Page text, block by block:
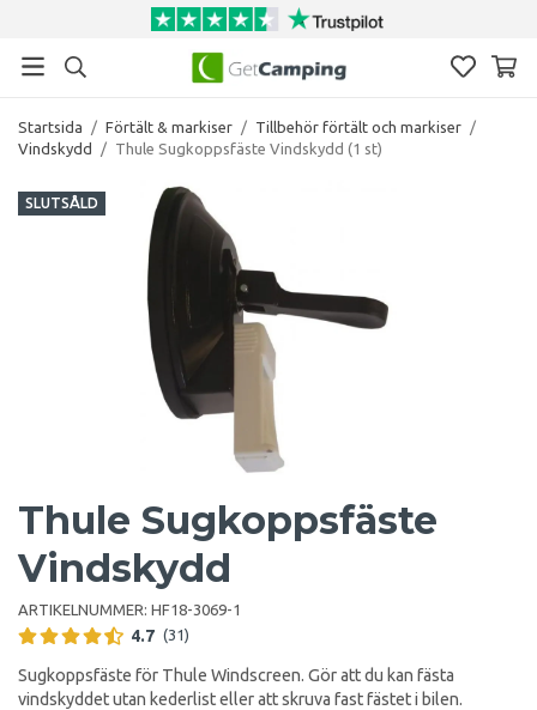
Startsida / Förtält & markiser / Tillbehör förtält och markiser /
Vindskydd
/ Thule Sugkoppsfäste Vindskydd (1 st)
SLUTSÅLD
Thule Sugkoppsfäste
Vindskydd
ARTIKELNUMMER: HF18-3069-1
4.7 (31)
Sugkoppsfäste för Thule Windscreen. Gör att du kan fästa
vindskyddet utan kederlist eller att skruva fast fästet i bilen.